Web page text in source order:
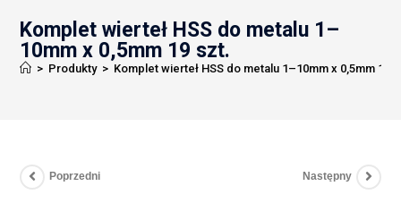
Komplet wierteł HSS do metalu 1–
10mm x 0,5mm 19 szt.
> Produkty > Komplet wierteł HSS do metalu 1–10mm x 0,5mm 19
Poprzedni Następny